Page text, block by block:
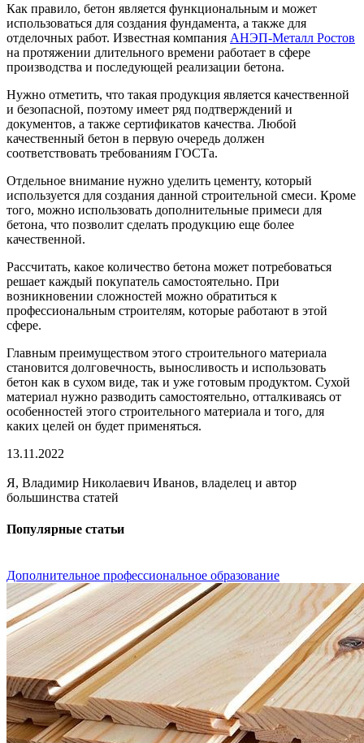
Как правило, бетон является функциональным и может
использоваться для создания фундамента, а также для
отделочных работ. Известная компания АНЭП-Металл Ростов
на протяжении длительного времени работает в сфере
производства и последующей реализации бетона.
Нужно отметить, что такая продукция является качественной
и безопасной, поэтому имеет ряд подтверждений и
документов, а также сертификатов качества. Любой
качественный бетон в первую очередь должен
соответствовать требованиям ГОСТа.
Отдельное внимание нужно уделить цементу, который
используется для создания данной строительной смеси. Кроме
того, можно использовать дополнительные примеси для
бетона, что позволит сделать продукцию еще более
качественной.
Рассчитать, какое количество бетона может потребоваться
решает каждый покупатель самостоятельно. При
возникновении сложностей можно обратиться к
профессиональным строителям, которые работают в этой
сфере.
Главным преимуществом этого строительного материала
становится долговечность, выносливость и использовать
бетон как в сухом виде, так и уже готовым продуктом. Сухой
материал нужно разводить самостоятельно, отталкиваясь от
особенностей этого строительного материала и того, для
каких целей он будет применяться.
13.11.2022
Я, Владимир Николаевич Иванов, владелец и автор
большинства статей
Популярные статьи
Дополнительное профессиональное образование